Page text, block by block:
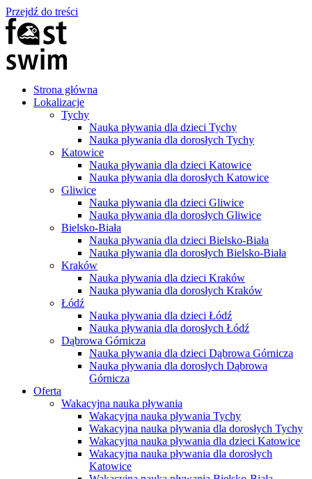
Przejdź do treści
Strona główna
Lokalizacje
Tychy
Nauka pływania dla dzieci Tychy
Nauka pływania dla dorosłych Tychy
Katowice
Nauka pływania dla dzieci Katowice
Nauka pływania dla dorosłych Katowice
Gliwice
Nauka pływania dla dzieci Gliwice
Nauka pływania dla dorosłych Gliwice
Bielsko-Biała
Nauka pływania dla dzieci Bielsko-Biała
Nauka pływania dla dorosłych Bielsko-Biała
Kraków
Nauka pływania dla dzieci Kraków
Nauka pływania dla dorosłych Kraków
Łódź
Nauka pływania dla dzieci Łódź
Nauka pływania dla dorosłych Łódź
Dąbrowa Górnicza
Nauka pływania dla dzieci Dąbrowa Górnicza
Nauka pływania dla dorosłych Dąbrowa
Górnicza
Oferta
Wakacyjna nauka pływania
Wakacyjna nauka pływania Tychy
Wakacyjna nauka pływania dla dorosłych Tychy
Wakacyjna nauka pływania dla dzieci Katowice
Wakacyjna nauka pływania dla dorosłych
Katowice